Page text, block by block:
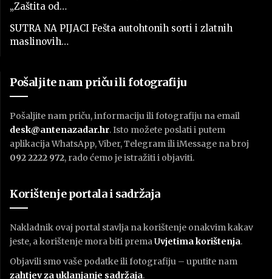
„Zaštita od…
SUTRA NA PIJACI Fešta autohtonih sorti i zlatnih
maslinovih…
Pošaljite nam priču ili fotografiju
Pošaljite nam priču, informaciju ili fotografiju na email
desk@antenazadar.hr. Isto možete poslati i putem
aplikacija WhatsApp, Viber, Telegram ili iMessage na broj
092 2222 972, rado ćemo je istražiti i objaviti.
Korištenje portala i sadržaja
Nakladnik ovaj portal stavlja na korištenje onakvim kakav
jeste, a korištenje mora biti premaUvjetima korištenja.
Objavili smo vaše podatke ili fotografiju – uputite nam
zahtjev za uklanjanje sadržaja.